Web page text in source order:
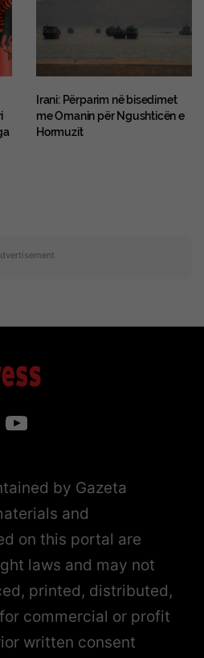
Irani: Përparim në bisedimet
me Omanin për Ngushticën e
Hormuzit
by Gazeta
and
on this portal are
laws and may not
printed, distributed,
commercial or profit
written consent